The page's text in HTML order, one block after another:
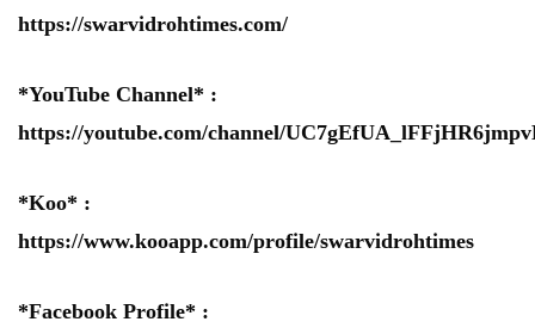
https://swarvidrohtimes.com/
*YouTube Channel* :
https://youtube.com/channel/
*Koo* :
https://www.kooapp.com/profile/swarvidrohtimes
*Facebook Profile* :